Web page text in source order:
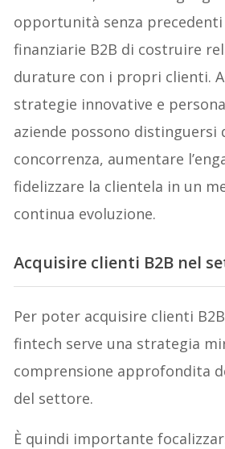
opportunità senza
finanziarie B2B di costruire
durature con i propri clienti.
strategie innovative e
aziende possono distinguersi
concorrenza, aumentare
fidelizzare la clientela in un
continua evoluzione.
Acquisire clienti B2B nel
Per poter acquisire clienti
fintech serve una strategia
comprensione approfondita
del settore.
È quindi importante